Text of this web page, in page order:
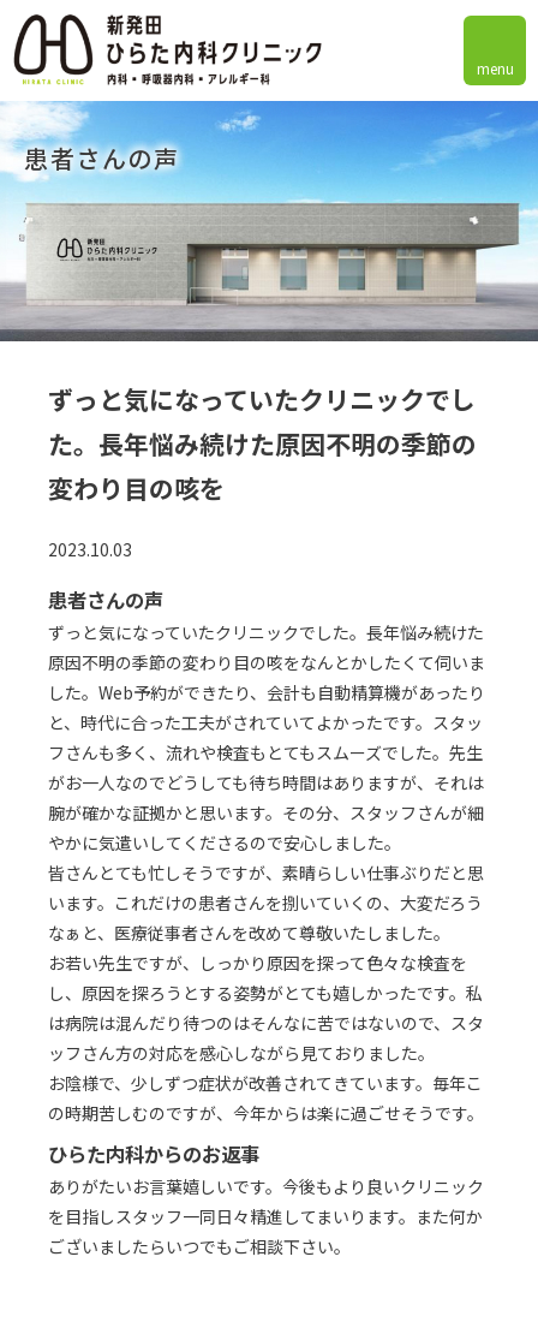
患者さんの声
ずっと気になっていたクリニックでし
た。長年悩み続けた原因不明の季節の
変わり目の咳を
2023.10.03
患者さんの声
ずっと気になっていたクリニックでした。長年悩み続けた
原因不明の季節の変わり目の咳をなんとかしたくて伺いま
した。Web予約ができたり、会計も自動精算機があったり
と、時代に合った工夫がされていてよかったです。スタッ
フさんも多く、流れや検査もとてもスムーズでした。先生
がお一人なのでどうしても待ち時間はありますが、それは
腕が確かな証拠かと思います。その分、スタッフさんが細
やかに気遣いしてくださるので安心しました。
皆さんとても忙しそうですが、素晴らしい仕事ぶりだと思
います。これだけの患者さんを捌いていくの、大変だろう
なぁと、医療従事者さんを改めて尊敬いたしました。
お若い先生ですが、しっかり原因を探って色々な検査を
し、原因を探ろうとする姿勢がとても嬉しかったです。私
は病院は混んだり待つのはそんなに苦ではないので、スタ
ッフさん方の対応を感心しながら見ておりました。
お陰様で、少しずつ症状が改善されてきています。毎年こ
の時期苦しむのですが、今年からは楽に過ごせそうです。
ひらた内科からのお返事
ありがたいお言葉嬉しいです。今後もより良いクリニック
を目指しスタッフ一同日々精進してまいります。また何か
ございましたらいつでもご相談下さい。
menu